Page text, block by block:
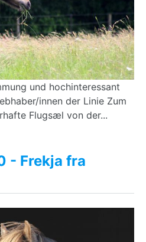
und hochinteressant
innen der Linie Zum
Flugsæl von der...
- Frekja fra